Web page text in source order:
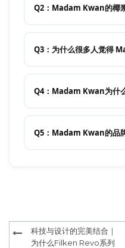
Q2：Madam Kwan的椰
Q3：为什么很多人觉得
Q4：Madam Kwan为什
Q5：Madam Kwan的品
Post
navigation
科技与设计的完美结合｜
为什么Filken Revo系列